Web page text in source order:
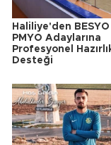
Haliliye'den BESYO
PMYO Adaylarına
Profesyonel
Desteği